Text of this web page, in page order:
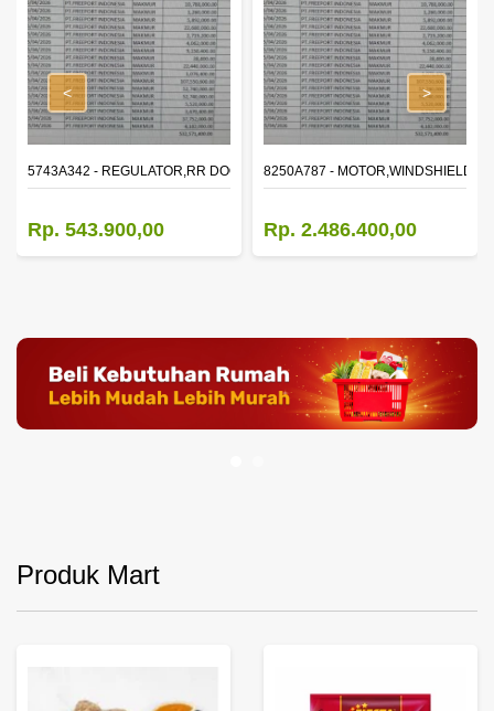
WINDOW,LH
5743A342 - REGULATOR,RR DOOR WINDOW,RH
Rp. 543.900,00
8250A787 - MOTOR,WINDSHIELD
Rp. 2.486.400,00
< >
Produk Mart